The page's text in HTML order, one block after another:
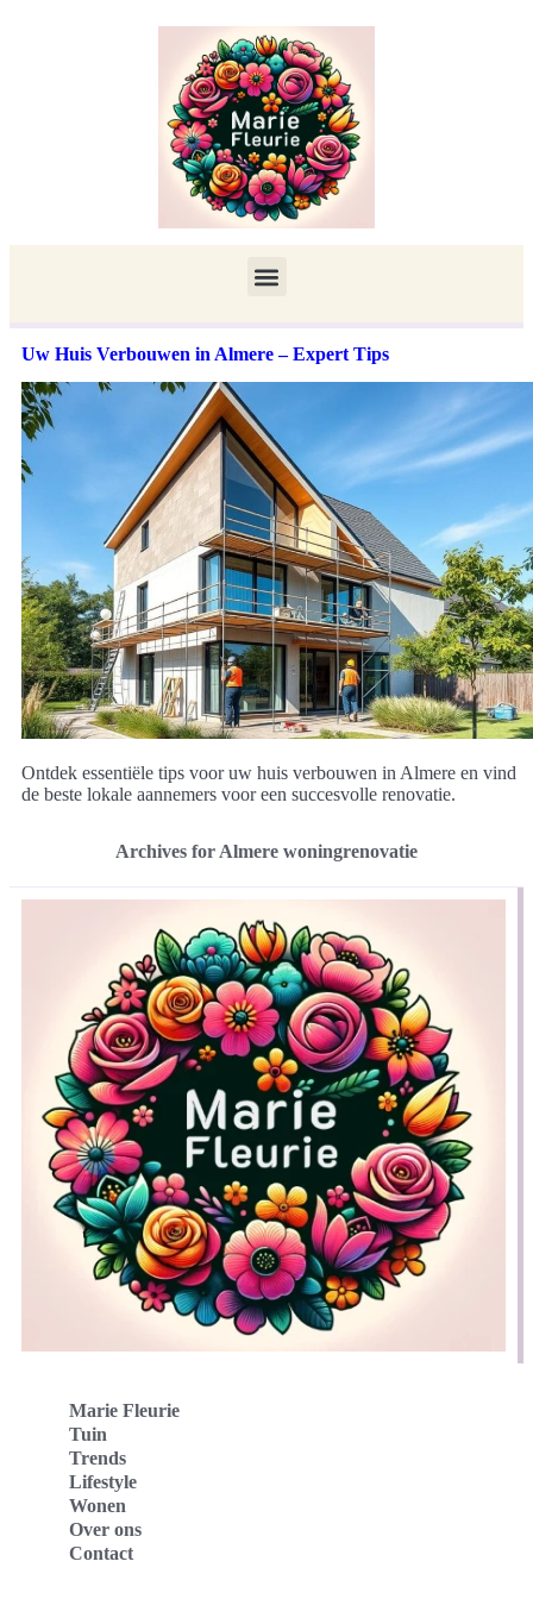
Uw Huis Verbouwen in Almere – Expert Tips
Ontdek essentiële tips voor uw huis verbouwen in Almere en vind
de beste lokale aannemers voor een succesvolle renovatie.
Archives for Almere woningrenovatie
Marie Fleurie
Tuin
Trends
Lifestyle
Wonen
Over ons
Contact